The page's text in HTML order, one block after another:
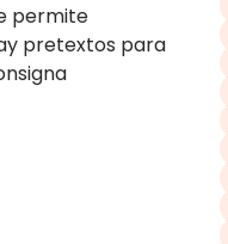
permite
pretextos para